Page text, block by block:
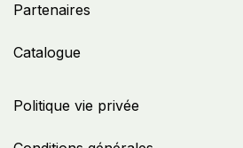
Politique vie privée
Partenaires
Catalogue